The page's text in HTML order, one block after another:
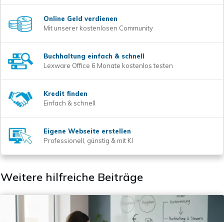
Online Geld verdienen
Mit unserer kostenlosen Community
Buchhaltung einfach & schnell
Lexware Office 6 Monate kostenlos testen
Kredit finden
Einfach & schnell
Eigene Webseite erstellen
Professionell, günstig & mit KI
Weitere hilfreiche Beiträge